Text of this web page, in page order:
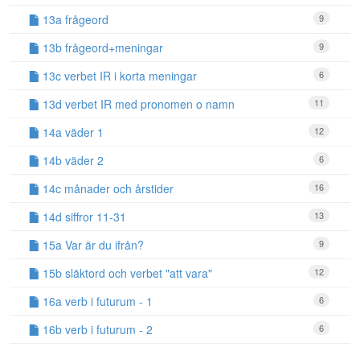
9
13a frågeord
9
13b frågeord+meningar
6
13c verbet IR i korta meningar
11
13d verbet IR med pronomen o namn
12
14a väder 1
6
14b väder 2
16
14c månader och årstider
13
14d siffror 11-31
9
15a Var är du ifrån?
12
15b släktord och verbet "att vara"
6
16a verb i futurum - 1
6
16b verb i futurum - 2